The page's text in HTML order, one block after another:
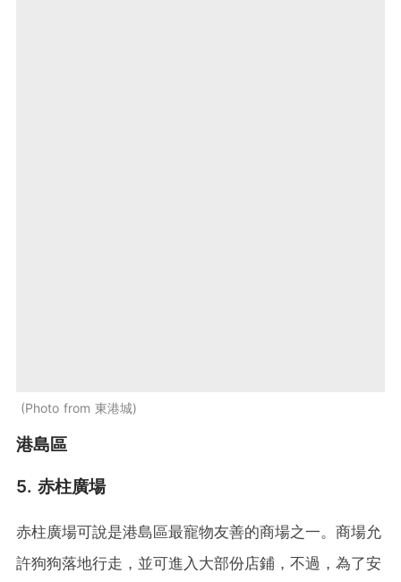
Photo from 東港城
港島區
5. 赤柱廣場
赤柱廣場可說是港島區最寵物友善的商場之一。商場允
許狗狗落地行走，並可進入大部份店鋪，不過，為了安